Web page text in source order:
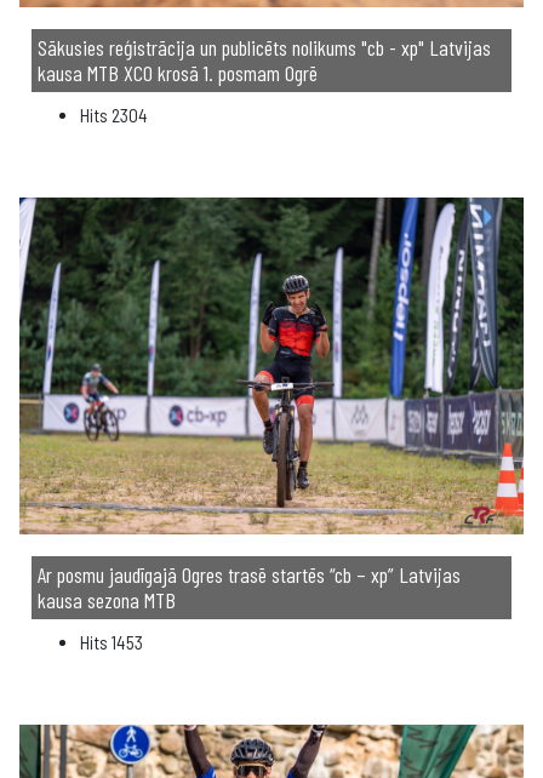
Sākusies reģistrācija un publicēts nolikums "cb - xp" Latvijas
kausa MTB XCO krosā 1. posmam Ogrē
Hits 2304
Ar posmu jaudīgajā Ogres trasē startēs “cb – xp” Latvijas
kausa sezona MTB
Hits 1453